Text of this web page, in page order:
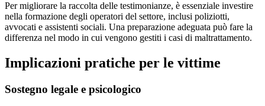
Per migliorare la raccolta delle testimonianze, è essenziale investire
nella formazione degli operatori del settore, inclusi poliziotti,
avvocati e assistenti sociali. Una preparazione adeguata può fare la
differenza nel modo in cui vengono gestiti i casi di maltrattamento.
Implicazioni pratiche per le vittime
Sostegno legale e psicologico